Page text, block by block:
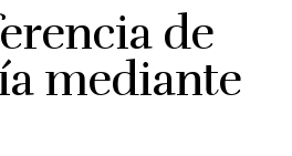
de
mediante